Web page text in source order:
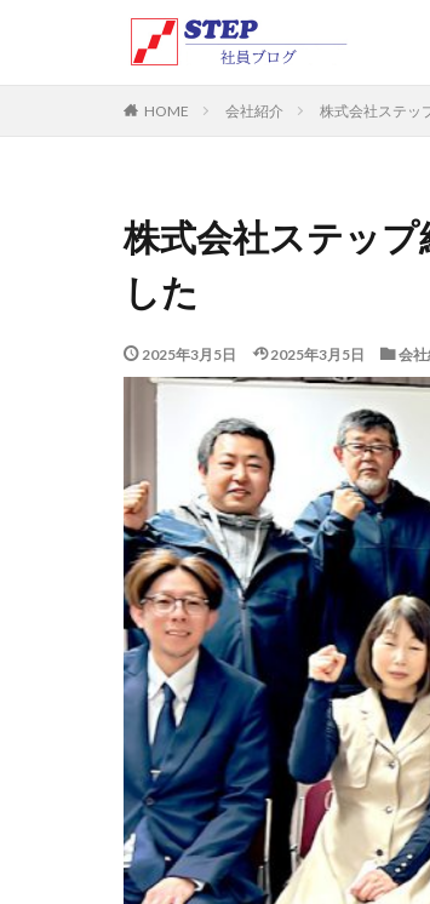
HOME 会社紹介 株式会社ステッ
株式会社ステップ
した
2025年3月5日 2025年3月5日 会社